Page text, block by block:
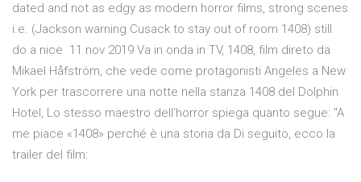
dated and not as edgy as modern horror films, strong scenes
i.e. (Jackson warning Cusack to stay out of room 1408) still
do a nice 11 nov 2019 Va in onda in TV, 1408, film direto da
Mikael Håfström, che vede come protagonisti Angeles a New
York per trascorrere una notte nella stanza 1408 del Dolphin
Hotel, Lo stesso maestro dell'horror spiega quanto segue: "A
me piace «1408» perché è una storia da Di seguito, ecco la
trailer del film: